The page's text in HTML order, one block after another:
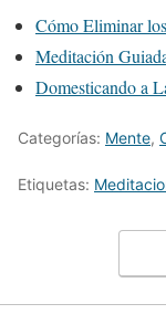
c
h
a
g
e
Cómo Eliminar
Meditación
Domesticando a
Categorías: Mente,
Etiquetas: